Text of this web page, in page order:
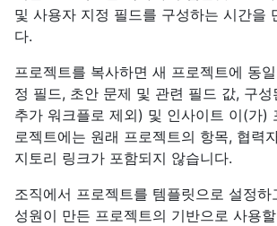
및 사용자 지정 필드를 구성하는 시간을
다.
프로젝트를 복사하면 새 프로젝트에 동
정 필드, 초안 문제 및 관련 필드 값, 구
추가 워크플로 제외) 및 인사이트 이(가)
로젝트에는 원래 프로젝트의 항목, 협력
지토리 링크가 포함되지 않습니다.
조직에서 프로젝트를 템플릿으로 설정하
성원이 만든 프로젝트의 기반으로 사용